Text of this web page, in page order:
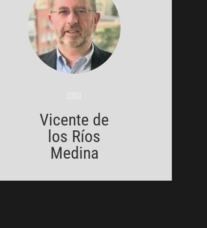
Vicente de
los Ríos
Medina